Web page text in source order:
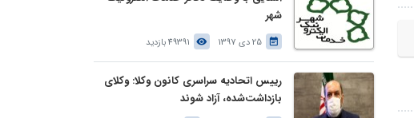
شهر
25 دی 1397 49391 بازدید
رییس اتحادیه سراسری کانون وکلا: وکلای
بازداشت‌شده، آزاد شوند